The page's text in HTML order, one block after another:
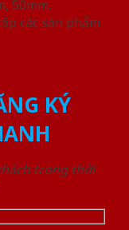
50mm.
các sản phẩm
KÝ
trong thời